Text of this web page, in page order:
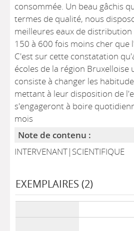
consommée. Un beau gâchis
termes de qualité, nous
meilleures eaux de
150 à 600 fois moins cher que
C'est sur cette constatation
écoles de la région Bruxelloise
consiste à changer les
mettant à leur disposition de
s'engageront à boire
mois
Note de contenu :
INTERVENANT|SCIENTIFIQUE
EXEMPLAIRES (2)